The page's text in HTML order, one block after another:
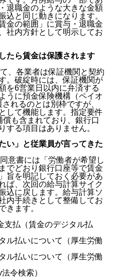
退職金のような大きな金額
込と同じ動きになります。
金の範囲」に賞与・退職金
社内方針として明示してお
たら賃金は保護されます
、各業者は保証機関と契約
。破綻時には、保証機関が
を6営業日以内に弁済する
うに預金保険機構（ペイオ
れるのとは別枠ですが、
して機能します。指定要件
も含まれており、銀行口
する項目はありません。
い」と従業員が言ってきた
意書には「労働者が希望し
でどおり銀行口座等で賃金
旨を明記しておく必要があ
ば、次回の給与計算サイク
込に戻します。給与計算ソ
内手続きとして整備してお
きます。
支払（賃金のデジタル払
ル払いについて（厚生労働
ル払いについて（厚生労働
令検索）